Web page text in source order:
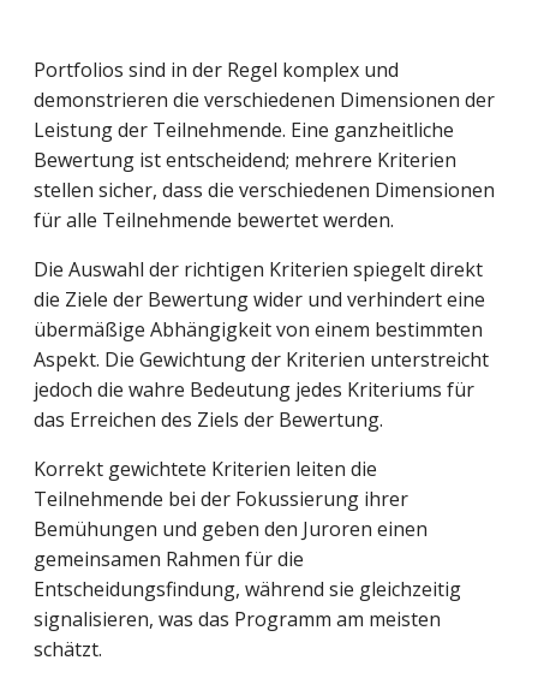
Portfolios sind in der Regel komplex und
demonstrieren die verschiedenen Dimensionen der
Leistung der Teilnehmende. Eine ganzheitliche
Bewertung ist entscheidend; mehrere Kriterien
stellen sicher, dass die verschiedenen Dimensionen
für alle Teilnehmende bewertet werden.
Die Auswahl der richtigen Kriterien spiegelt direkt
die Ziele der Bewertung wider und verhindert eine
übermäßige Abhängigkeit von einem bestimmten
Aspekt. Die Gewichtung der Kriterien unterstreicht
jedoch die wahre Bedeutung jedes Kriteriums für
das Erreichen des Ziels der Bewertung.
Korrekt gewichtete Kriterien leiten die
Teilnehmende bei der Fokussierung ihrer
Bemühungen und geben den Juroren einen
gemeinsamen Rahmen für die
Entscheidungsfindung, während sie gleichzeitig
signalisieren, was das Programm am meisten
schätzt.